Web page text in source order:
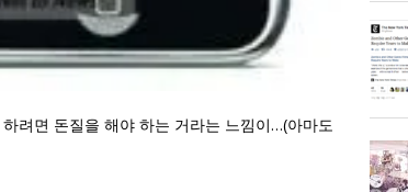
려면 돈질을 해야 하는 거라는 느낌이…(아마도